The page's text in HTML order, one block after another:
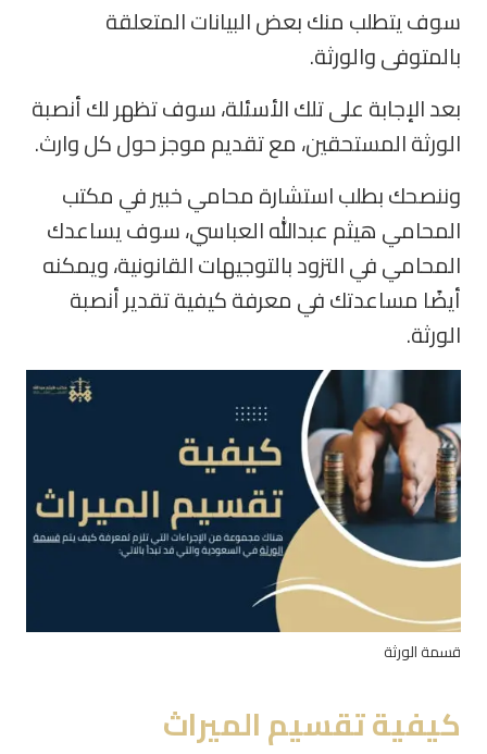
سوف يتطلب منك بعض البيانات المتعلقة
بالمتوفى والورثة.
بعد الإجابة على تلك الأسئلة، سوف تظهر لك أنصبة
الورثة المستحقين، مع تقديم موجز حول كل وارث.
وننصحك بطلب استشارة محامي خبير في مكتب
المحامي هيثم عبدالله العباسي، سوف يساعدك
المحامي في التزود بالتوجيهات القانونية، ويمكنه
أيضًا مساعدتك في معرفة كيفية تقدير أنصبة
الورثة.
قسمة الورثة
كيفية تقسيم الميراث